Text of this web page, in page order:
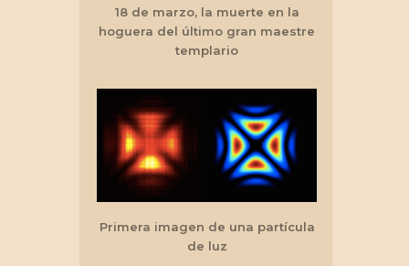
18 de marzo, la muerte en la
hoguera del último gran maestre
templario
Primera imagen de una partícula
de luz